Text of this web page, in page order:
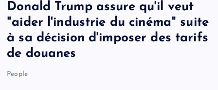
Donald Trump assure qu'il veut
"aider l'industrie du cinéma" suite
à sa décision d'imposer des tarifs
de douanes
People